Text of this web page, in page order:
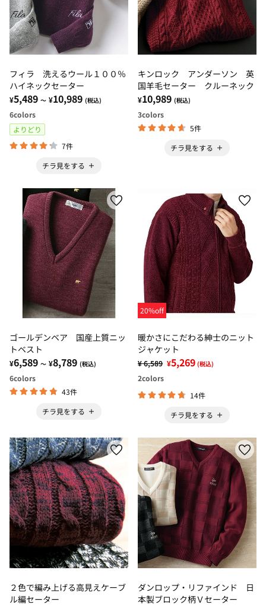
フィラ 洗えるウール１００％
ハイネックセーター
¥5,489 ～ ¥10,989 (税込)
6colors
よりどり
7件
チラ見をする
キンロック アンダーソン 英
国羊毛セーター クルーネック
¥10,989 (税込)
3colors
5件
チラ見をする
ゴールデンベア 国産上質ニッ
トベスト
¥6,589 ～ ¥8,789 (税込)
6colors
43件
チラ見をする
20%off
暖かさにこだわる紳士のニット
ジャケット
¥ 6,589 ¥5,269 (税込)
2colors
14件
チラ見をする
２色で編み上げる高見えケーブ
ル編セーター
ダンロップ・リファインド 日
本製ブロック柄Ｖセーター